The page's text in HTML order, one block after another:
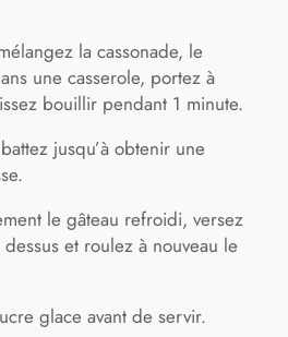
la cassonade, le
une casserole, portez à
bouillir pendant 1 minute.
jusqu’à obtenir une
le gâteau refroidi, versez
et roulez à nouveau le
glace avant de servir.